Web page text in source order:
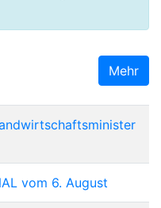
Mehr
vom 6. August